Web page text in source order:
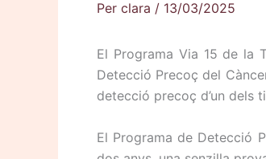
Per clara / 13/03/2025
El Programa Via 15 de la
Detecció Precoç del
detecció precoç d’un dels
El Programa de Detecció